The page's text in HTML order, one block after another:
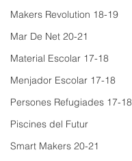
Makers Revolution 18-19
Mar De Net 20-21
Material Escolar 17-18
Menjador Escolar 17-18
Persones Refugiades 17-18
Piscines del Futur
Smart Makers 20-21